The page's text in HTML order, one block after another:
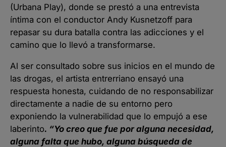
(Urbana Play), donde se prestó a una entrevista
íntima con el conductor Andy Kusnetzoff para
repasar su dura batalla contra las adicciones y el
camino que lo llevó a transformarse.
Al ser consultado sobre sus inicios en el mundo de
las drogas, el artista entrerriano ensayó una
respuesta honesta, cuidando de no responsabilizar
directamente a nadie de su entorno pero
exponiendo la vulnerabilidad que lo empujó a ese
laberinto. “Yo creo que fue por alguna necesidad,
alguna falta que hubo, alguna búsqueda de